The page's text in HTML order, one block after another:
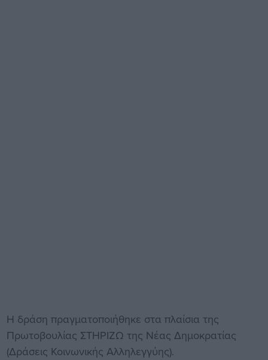
Η δράση πραγματοποιήθηκε στα πλαίσια της
Πρωτοβουλίας ΣΤΗΡΙΖΩ της Νέας Δημοκρατίας
(Δράσεις Κοινωνικής Αλληλεγγύης).